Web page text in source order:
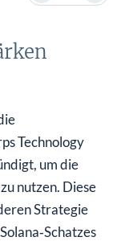
Technology
um die
nutzen. Diese
Strategie